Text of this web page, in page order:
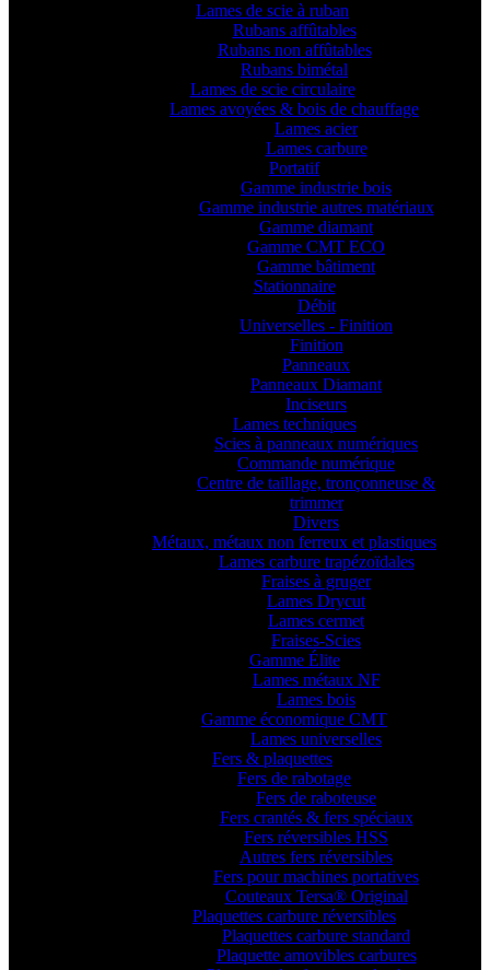
Lames de scie à ruban
Rubans affûtables
Rubans non affûtables
Rubans bimétal
Lames de scie circulaire
Lames avoyées & bois de chauffage
Lames acier
Lames carbure
Portatif
Gamme industrie bois
Gamme industrie autres matériaux
Gamme diamant
Gamme CMT ECO
Gamme bâtiment
Stationnaire
Débit
Universelles - Finition
Finition
Panneaux
Panneaux Diamant
Inciseurs
Lames techniques
Scies à panneaux numériques
Commande numérique
Centre de taillage, tronçonneuse &
trimmer
Divers
Métaux, métaux non ferreux et plastiques
Lames carbure trapézoïdales
Fraises à gruger
Lames Drycut
Lames cermet
Fraises-Scies
Gamme Élite
Lames métaux NF
Lames bois
Gamme économique CMT
Lames universelles
Fers & plaquettes
Fers de rabotage
Fers de raboteuse
Fers crantés & fers spéciaux
Fers réversibles HSS
Autres fers réversibles
Fers pour machines portatives
Couteaux Tersa® Original
Plaquettes carbure réversibles
Plaquettes carbure standard
Plaquette amovibles carbures